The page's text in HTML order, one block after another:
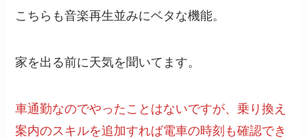
こちらも音楽再生並みにベタな機能。
家を出る前に天気を聞いてます。
車通勤なのでやったことはないですが、乗り換え
案内のスキルを追加すれば電車の時刻も確認でき